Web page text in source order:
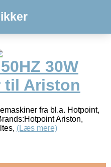
30W
til Ariston
fra bl.a. Hotpoint,
Ariston,
(Læs mere)